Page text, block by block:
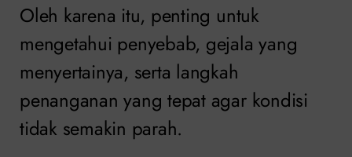
Oleh karena itu, penting untuk
mengetahui penyebab, gejala yang
menyertainya, serta langkah
penanganan yang tepat agar kondisi
tidak semakin parah.